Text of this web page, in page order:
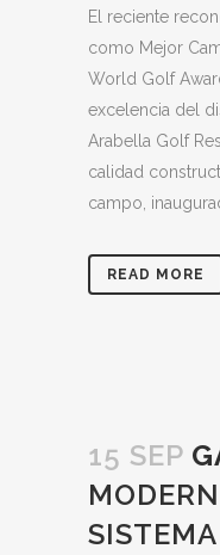
El reciente
como Mejor
World Golf
excelencia del
Arabella Golf
calidad
campo,
READ MORE
15 SEP